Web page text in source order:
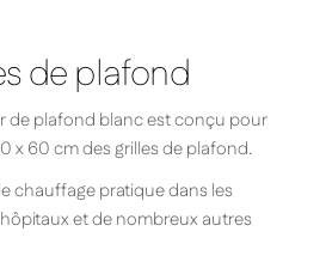
de plafond
de plafond blanc est conçu pour
x 60 cm des grilles de plafond.
chauffage pratique dans les
et de nombreux autres